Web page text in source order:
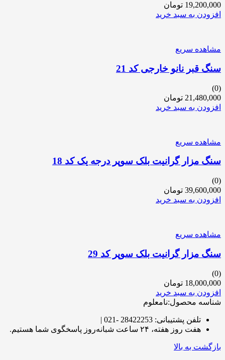
19,200,000 تومان
افزودن به سبد خرید
مشاهده سریع
سنگ قبر نانو خارجی کد 21
(0)
21,480,000 تومان
افزودن به سبد خرید
مشاهده سریع
سنگ مزار گرانیت بلک سوپر درجه یک کد 18
(0)
39,600,000 تومان
افزودن به سبد خرید
مشاهده سریع
سنگ مزار گرانیت بلک سوپر کد 29
(0)
18,000,000 تومان
افزودن به سبد خرید
شناسه محصول:نامعلوم
تلفن پشتیبانی: 28422253 -021 |
هفت روز هفته، ۲۴ ساعت شبانه‌روز پاسخگوی شما هستیم.
بازگشت به بالا